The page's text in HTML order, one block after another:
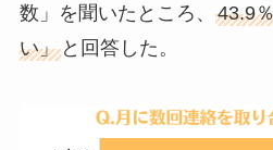
数」を聞いたところ、 43.9
い」と回答した。